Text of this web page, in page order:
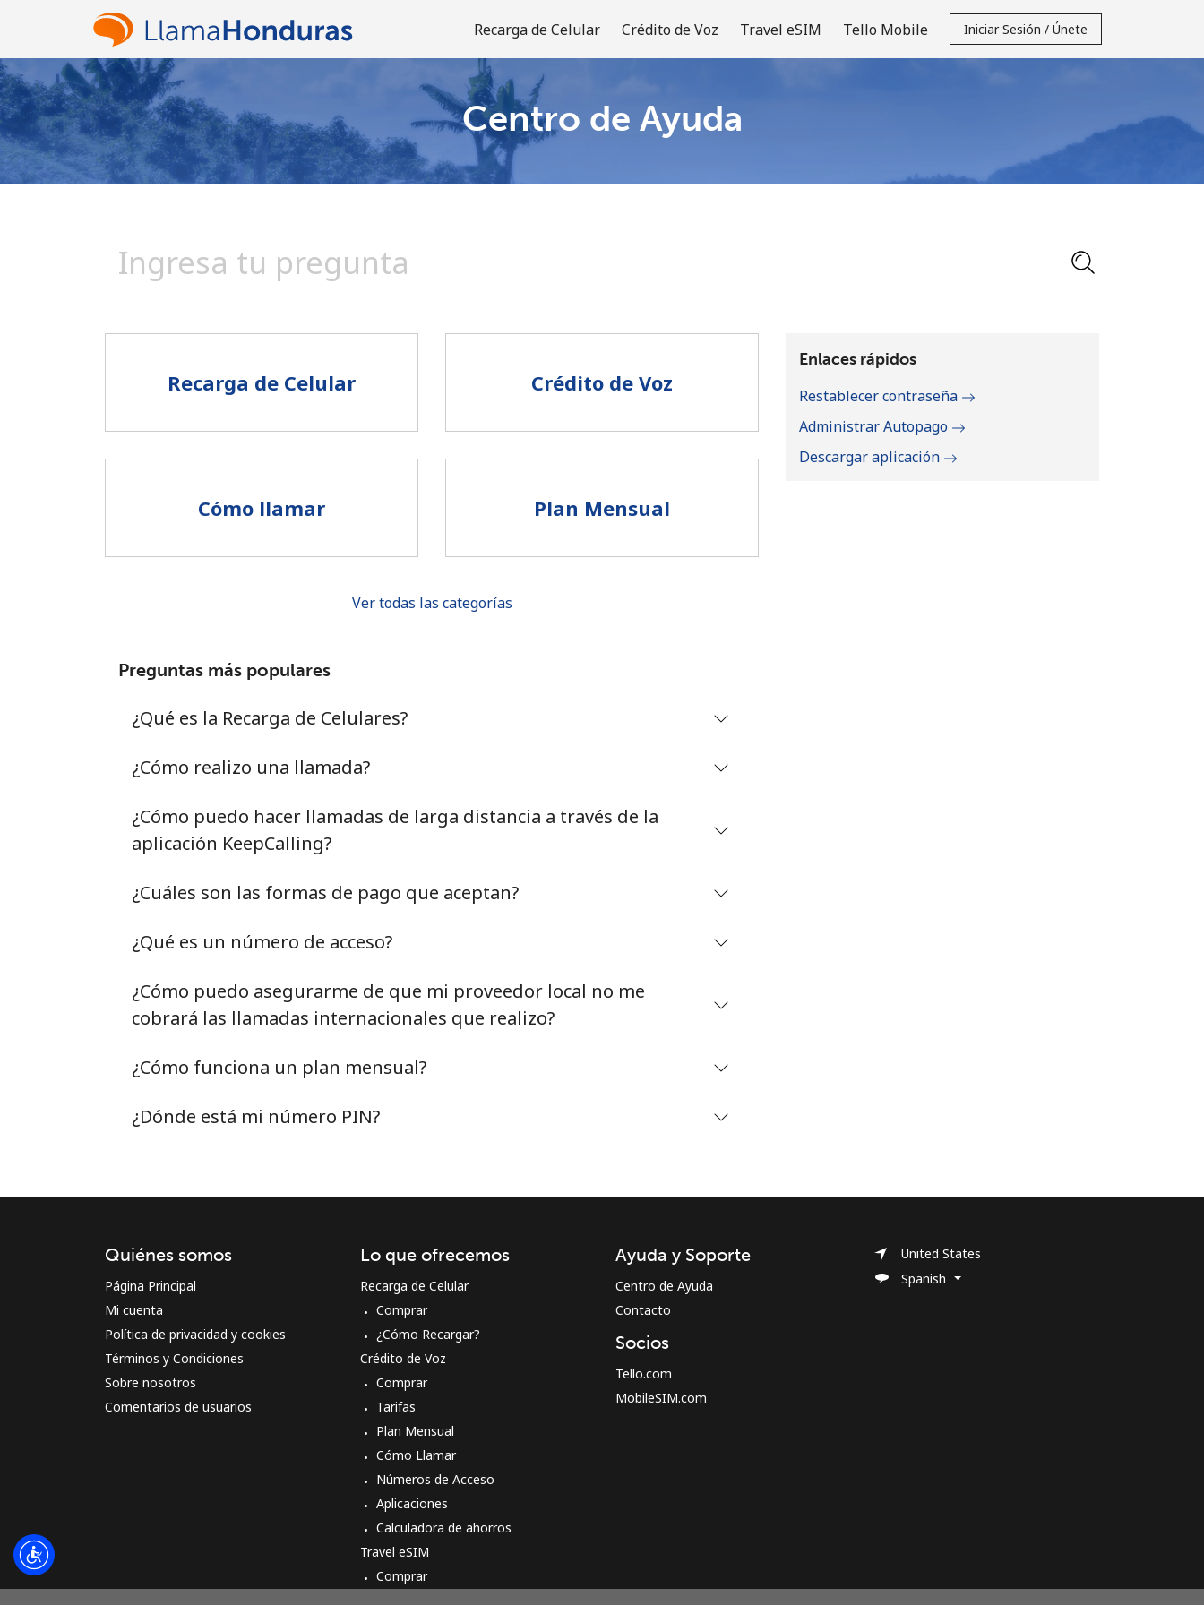
Recarga de Celular Crédito de Voz Travel eSIM Tello Mobile Iniciar Sesión / Únete
¡Bienvenido!
o
Al abrir una cuenta en este sitio web, estoy de
acuerdo con estos
REGÍSTRATE →
Centro de Ayuda
Recarga de Celular Crédito de Voz
Cómo llamar Plan Mensual
Ver todas las categorías
Preguntas más populares
¿Qué es la Recarga de Celulares?
¿Cómo realizo una llamada?
¿Cómo puedo hacer llamadas de larga distancia a través de la
aplicación KeepCalling?
¿Cuáles son las formas de pago que aceptan?
¿Qué es un número de acceso?
¿Cómo puedo asegurarme de que mi proveedor local no me
cobrará las llamadas internacionales que realizo?
¿Cómo funciona un plan mensual?
¿Dónde está mi número PIN?
Enlaces rápidos
Restablecer contraseña
Administrar Autopago
Descargar aplicación
Quiénes somos
Página Principal
Mi cuenta
Política de privacidad y cookies
Términos y Condiciones
Sobre nosotros
Comentarios de usuarios
Lo que ofrecemos
Recarga de Celular
Comprar
¿Cómo Recargar?
Crédito de Voz
Comprar
Tarifas
Plan Mensual
Cómo Llamar
Números de Acceso
Aplicaciones
Calculadora de ahorros
Travel eSIM
Comprar
Ayuda y Soporte
Centro de Ayuda
Contacto
Socios
Tello.com
MobileSIM.com
United States
Spanish